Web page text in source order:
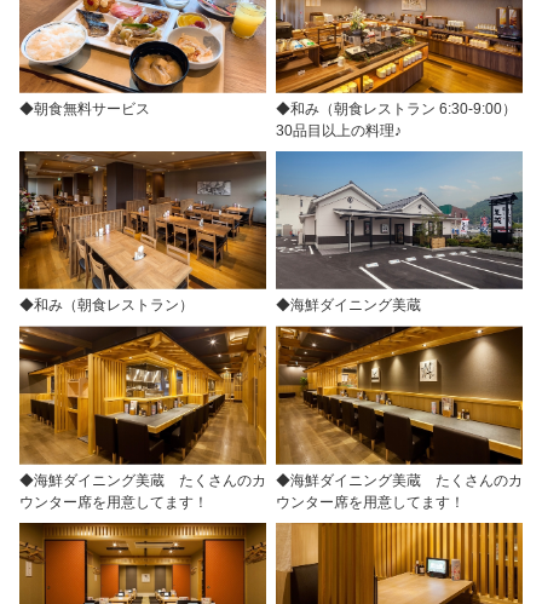
◆朝食無料サービス
◆和み（朝食レストラン 6:30-9:00）
30品目以上の料理♪
◆和み（朝食レストラン） ◆海鮮ダイニング美蔵
◆海鮮ダイニング美蔵 たくさんのカ
ウンター席を用意してます！
◆海鮮ダイニング美蔵 たくさんのカ
ウンター席を用意してます！